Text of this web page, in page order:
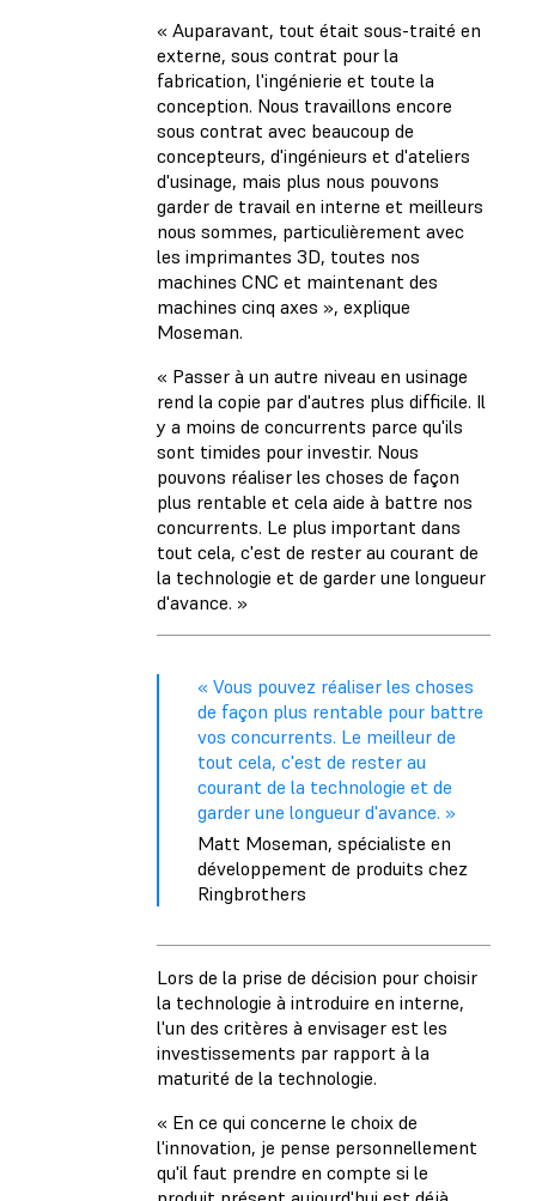
« Auparavant, tout était sous-traité en
externe, sous contrat pour la
fabrication, l'ingénierie et toute la
conception. Nous travaillons encore
sous contrat avec beaucoup de
concepteurs, d'ingénieurs et d'ateliers
d'usinage, mais plus nous pouvons
garder de travail en interne et meilleurs
nous sommes, particulièrement avec
les imprimantes 3D, toutes nos
machines CNC et maintenant des
machines cinq axes », explique
Moseman.
« Passer à un autre niveau en usinage
rend la copie par d'autres plus difficile. Il
y a moins de concurrents parce qu'ils
sont timides pour investir. Nous
pouvons réaliser les choses de façon
plus rentable et cela aide à battre nos
concurrents. Le plus important dans
tout cela, c'est de rester au courant de
la technologie et de garder une longueur
d'avance. »
« Vous pouvez réaliser les choses
de façon plus rentable pour battre
vos concurrents. Le meilleur de
tout cela, c'est de rester au
courant de la technologie et de
garder une longueur d'avance. »
Matt Moseman, spécialiste en
développement de produits chez
Ringbrothers
Lors de la prise de décision pour choisir
la technologie à introduire en interne,
l'un des critères à envisager est les
investissements par rapport à la
maturité de la technologie.
« En ce qui concerne le choix de
l'innovation, je pense personnellement
qu'il faut prendre en compte si le